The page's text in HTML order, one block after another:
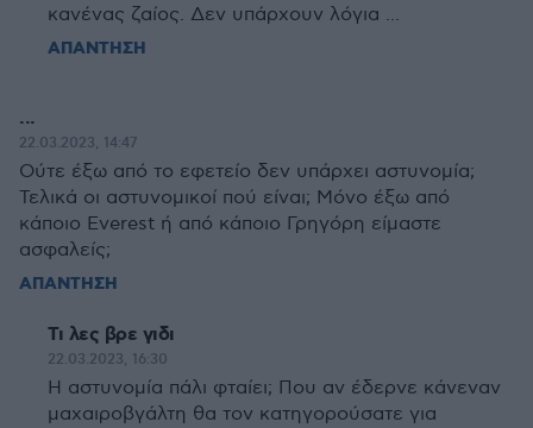
κανένας ζαίος. Δεν υπάρχουν λόγια ...
ΑΠΑΝΤΗΣΗ
...
22.03.2023, 14:47
Ούτε έξω από το εφετείο δεν υπάρχει αστυνομία;
Τελικά οι αστυνομικοί πού είναι; Μόνο έξω από
κάποιο Everest ή από κάποιο Γρηγόρη είμαστε
ασφαλείς;
ΑΠΑΝΤΗΣΗ
Τι λες βρε γιδι
22.03.2023, 16:30
Η αστυνομία πάλι φταίει; Που αν έδερνε κάνεναν
μαχαιροβγάλτη θα τον κατηγορούσατε για